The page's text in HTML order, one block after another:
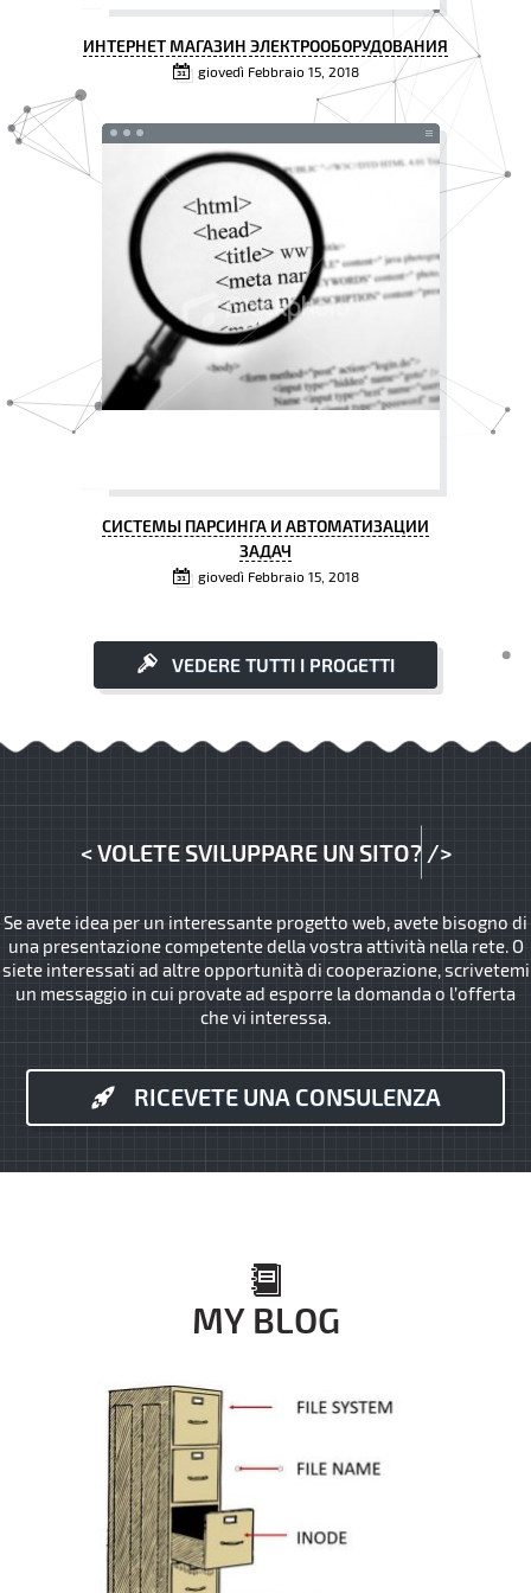
ИНТЕРНЕТ МАГАЗИН ЭЛЕКТРООБОРУДОВАНИЯ
giovedì Febbraio 15, 2018
СИСТЕМЫ ПАРСИНГА И АВТОМАТИЗАЦИИ
ЗАДАЧ
giovedì Febbraio 15, 2018
VEDERE TUTTI I PROGETTI
<VOLETE SVILUPPARE UN SITO? />
Se avete idea per un interessante progetto web, avete bisogno di
una presentazione competente della vostra attività nella rete. O
siete interessati ad altre opportunità di cooperazione, scrivetemi
un messaggio in cui provate ad esporre la domanda o l’offerta
che vi interessa.
RICEVETE UNA CONSULENZA
MY BLOG